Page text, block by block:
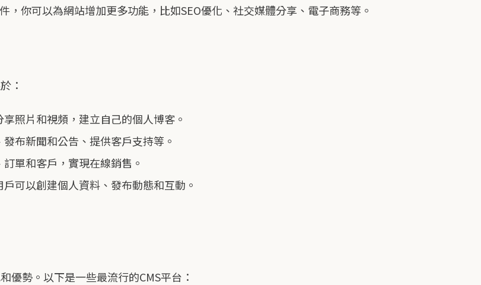
，你可以為網站增加更多功能，比如SEO優化、社交媒體分享、電子商務等。
：
照片和視頻，建立自己的個人博客。
布新聞和公告、提供客戶支持等。
單和客戶，實現在線銷售。
可以創建個人資料、發布動態和互動。
優勢。以下是一些最流行的CMS平台：